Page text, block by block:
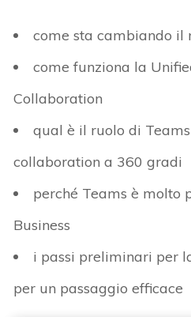
come sta cambiando il
come funziona la
Collaboration
qual è il ruolo di
collaboration a 360 gradi
perché Teams è molto
Business
i passi preliminari per
per un passaggio efficace